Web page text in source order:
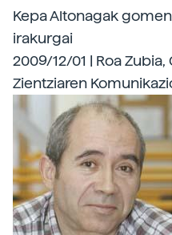
Kepa Altonagak
irakurgai
2009/12/01 | Roa
Zientziaren